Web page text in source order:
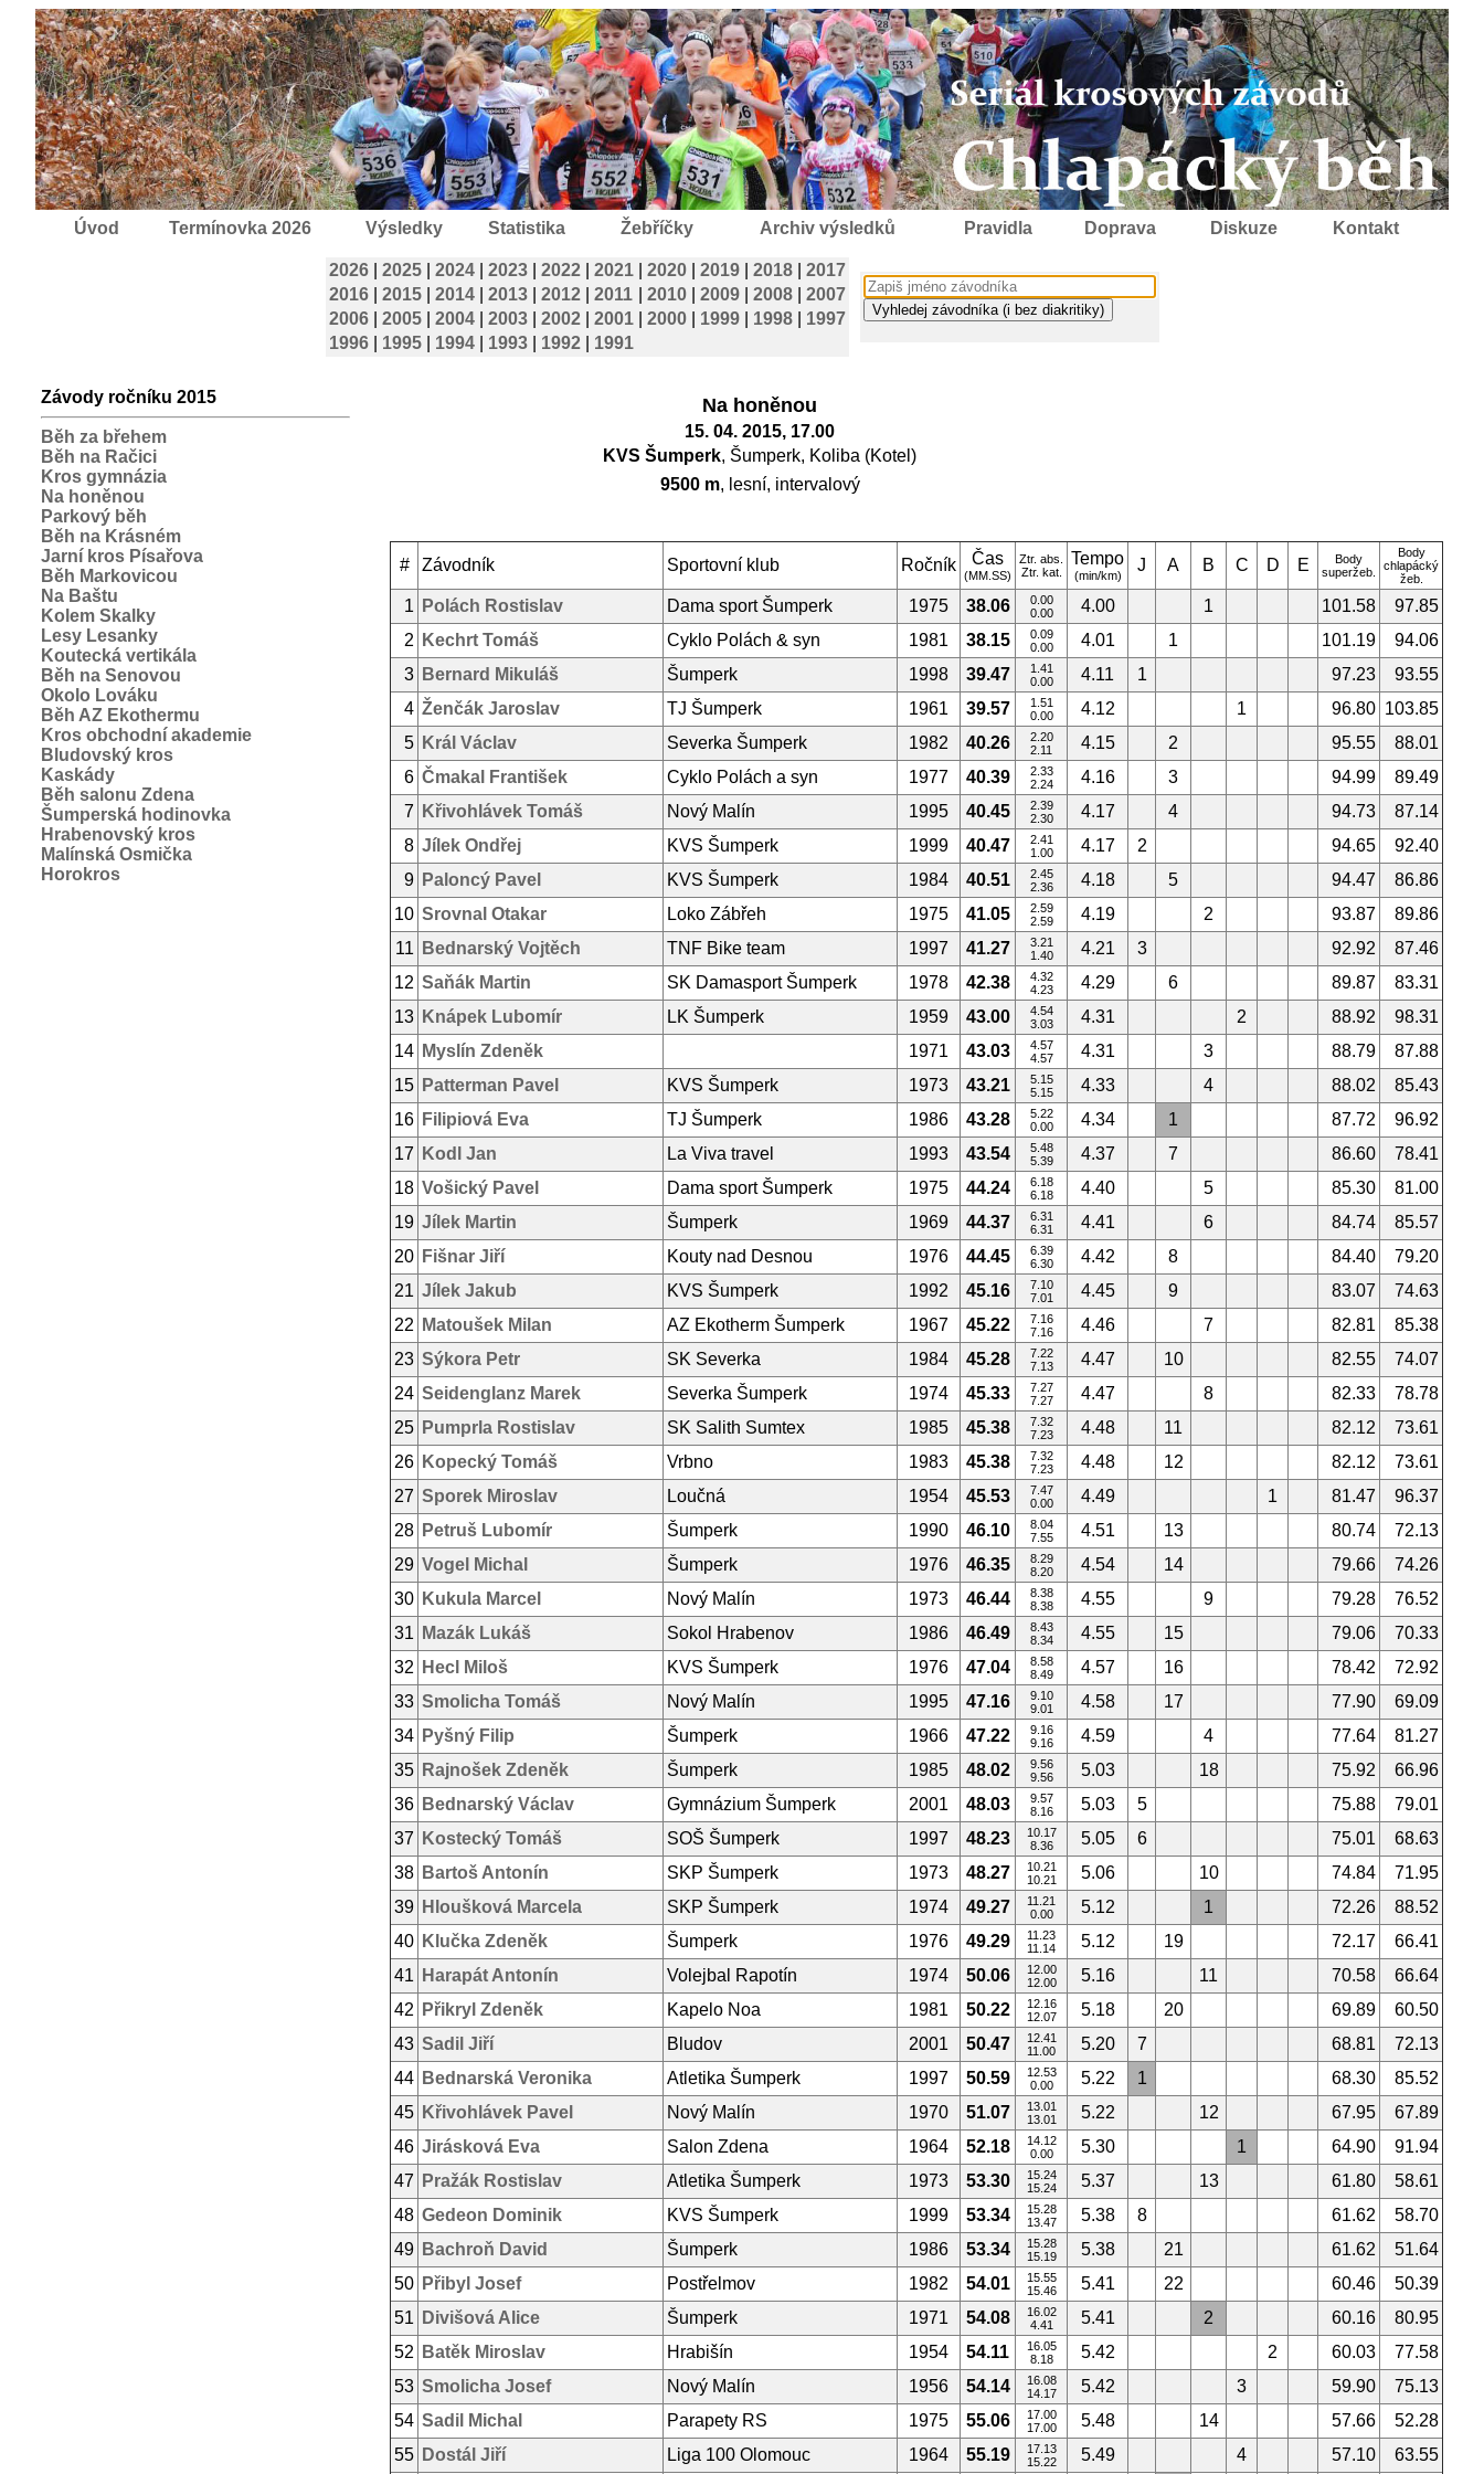
Úvod Termínovka 2026 Výsledky Statistika Žebříčky Archiv výsledků Pravidla Doprava Diskuze Kontakt
2026 2025 2024 2023 2022 2021 2020 2019 2018
2017
2016
2015 2014 2013 2012 2011 2010 2009 2008
2007
2006
2005 2004 2003 2002 2001 2000 1999 1998
1997
1996
1995 1994 1993 1992 1991
Závody ročníku 2015
Běh za břehem
Běh na Račici
Kros gymnázia
Na honěnou
Parkový běh
Běh na Krásném
Jarní kros Písařova
Běh Markovicou
Na Baštu
Kolem Skalky
Lesy Lesanky
Koutecká vertikála
Běh na Senovou
Okolo Lováku
Běh AZ Ekothermu
Kros obchodní akademie
Bludovský kros
Kaskády
Běh salonu Zdena
Šumperská hodinovka
Hrabenovský kros
Malínská Osmička
Horokros
Na honěnou
15. 04. 2015, 17.00
KVS Šumperk, Šumperk, Koliba (Kotel)
9500 m, lesní, intervalový
# Závodník Sportovní klub Ročník Čas
(MM.SS)
Ztr. abs.
Ztr. kat.
Tempo
(min/km)
J A B C D E
Body
superžeb.
Body
chlapácký
žeb.
1 Polách Rostislav Dama sport Šumperk 1975 38.06
0.00
0.00
4.00 1 101.58
97.85
2
Kechrt Tomáš Cyklo Polách & syn 1981 38.15
0.09
0.00
4.01 1 101.19
94.06
3 Bernard Mikuláš Šumperk 1998 39.47
1.41
0.00
4.11 1 97.23
93.55
4 Ženčák Jaroslav TJ Šumperk 1961 39.57
1.51
0.00
4.12 1 96.80 103.85
5 Král Václav Severka Šumperk 1982 40.26
2.20
2.11
4.15 2 95.55
88.01
6 Čmakal František Cyklo Polách a syn 1977 40.39
2.33
2.24
4.16 3 94.99
89.49
7
Křivohlávek Tomáš Nový Malín 1995 40.45
2.39
2.30
4.17 4 94.73
87.14
8 Jílek Ondřej KVS Šumperk 1999 40.47
2.41
1.00
4.17 2 94.65
92.40
9 Paloncý Pavel KVS Šumperk 1984 40.51
2.45
2.36
4.18 5 94.47
86.86
10 Srovnal Otakar Loko Zábřeh 1975 41.05
2.59
2.59
4.19 2 93.87
89.86
11
Bednarský Vojtěch TNF Bike team 1997 41.27
3.21
1.40
4.21 3 92.92
87.46
12 Saňák Martin SK Damasport Šumperk 1978 42.38
4.32
4.23
4.29 6 89.87
83.31
13 Knápek Lubomír LK Šumperk 1959 43.00
4.54
3.03
4.31 2 88.92
98.31
14 Myslín Zdeněk 1971 43.03
4.57
4.57
4.31 3 88.79
87.88
15 Patterman Pavel KVS Šumperk 1973 43.21
5.15
5.15
4.33 4 88.02
85.43
16 Filipiová Eva TJ Šumperk 1986 43.28
5.22
0.00
4.34 1 87.72
96.92
17
Kodl Jan La Viva travel 1993 43.54
5.48
5.39
4.37 7 86.60
78.41
18 Vošický Pavel Dama sport Šumperk 1975 44.24
6.18
6.18
4.40 5 85.30
81.00
19 Jílek Martin Šumperk 1969 44.37
6.31
6.31
4.41 6 84.74
85.57
20 Fišnar Jiří Kouty nad Desnou 1976 44.45
6.39
6.30
4.42 8 84.40
79.20
21 Jílek Jakub KVS Šumperk 1992 45.16
7.10
7.01
4.45 9 83.07
74.63
22
Matoušek Milan AZ Ekotherm Šumperk 1967 45.22
7.16
7.16
4.46 7 82.81
85.38
23 Sýkora Petr SK Severka 1984 45.28
7.22
7.13
4.47 10 82.55
74.07
24 Seidenglanz Marek Severka Šumperk 1974 45.33
7.27
7.27
4.47 8 82.33
78.78
25 Pumprla Rostislav SK Salith Sumtex 1985 45.38
7.32
7.23
4.48 11 82.12
73.61
26 Kopecký Tomáš Vrbno 1983 45.38
7.32
7.23
4.48 12 82.12
73.61
27 Sporek Miroslav Loučná 1954 45.53
7.47
0.00
4.49 1 81.47
96.37
28 Petruš Lubomír Šumperk 1990 46.10
8.04
7.55
4.51 13 80.74
72.13
29 Vogel Michal Šumperk 1976 46.35
8.29
8.20
4.54 14 79.66
74.26
30 Kukula Marcel Nový Malín 1973 46.44
8.38
8.38
4.55 9 79.28
76.52
31
Mazák Lukáš Sokol Hrabenov 1986 46.49
8.43
8.34
4.55 15 79.06
70.33
32
Hecl Miloš KVS Šumperk 1976 47.04
8.58
8.49
4.57 16 78.42
72.92
33 Smolicha Tomáš Nový Malín 1995 47.16
9.10
9.01
4.58 17 77.90
69.09
34 Pyšný Filip Šumperk 1966 47.22
9.16
9.16
4.59 4 77.64
81.27
35 Rajnošek Zdeněk Šumperk 1985 48.02
9.56
9.56
5.03 18 75.92
66.96
36 Bednarský Václav Gymnázium Šumperk 2001 48.03
9.57
8.16
5.03 5 75.88
79.01
37
Kostecký Tomáš SOŠ Šumperk 1997 48.23
10.17
8.36
5.05 6 75.01
68.63
38 Bartoš Antonín SKP Šumperk 1973 48.27
10.21
10.21
5.06 10 74.84
71.95
39 Hloušková Marcela SKP Šumperk 1974 49.27
11.21
0.00
5.12 1 72.26
88.52
40 Klučka Zdeněk Šumperk 1976 49.29
11.23
11.14
5.12 19 72.17
66.41
41
Harapát Antonín Volejbal Rapotín 1974 50.06
12.00
12.00
5.16 11 70.58
66.64
42
Přikryl Zdeněk Kapelo Noa 1981 50.22
12.16
12.07
5.18 20 69.89
60.50
43 Sadil Jiří Bludov 2001 50.47
12.41
11.00
5.20 7 68.81
72.13
44 Bednarská Veronika Atletika Šumperk 1997 50.59
12.53
0.00
5.22 1 68.30
85.52
45 Křivohlávek Pavel Nový Malín 1970 51.07
13.01
13.01
5.22 12 67.95
67.89
46 Jirásková Eva Salon Zdena 1964 52.18
14.12
0.00
5.30 1 64.90
91.94
47
Pražák Rostislav Atletika Šumperk 1973 53.30
15.24
15.24
5.37 13 61.80
58.61
48 Gedeon Dominik KVS Šumperk 1999 53.34
15.28
13.47
5.38 8 61.62
58.70
49 Bachroň David Šumperk 1986 53.34
15.28
15.19
5.38 21 61.62
51.64
50 Přibyl Josef Postřelmov 1982 54.01
15.55
15.46
5.41 22 60.46
50.39
51
Divišová Alice Šumperk 1971 54.08
16.02
4.41
5.41 2 60.16
80.95
52
Batěk Miroslav Hrabišín 1954 54.11
16.05
8.18
5.42 2 60.03
77.58
53 Smolicha Josef Nový Malín 1956 54.14
16.08
14.17
5.42 3 59.90
75.13
54 Sadil Michal Parapety RS 1975 55.06
17.00
17.00
5.48 14 57.66
52.28
55 Dostál Jiří Liga 100 Olomouc 1964 55.19
17.13
15.22
5.49 4 57.10 63.55